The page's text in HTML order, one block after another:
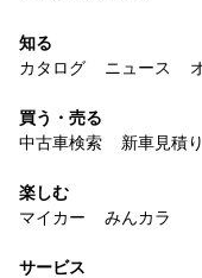
知る
カタログ
ニュース
買う・売る
中古車検索
新車見積り
楽しむ
マイカー
みんカラ
サービス